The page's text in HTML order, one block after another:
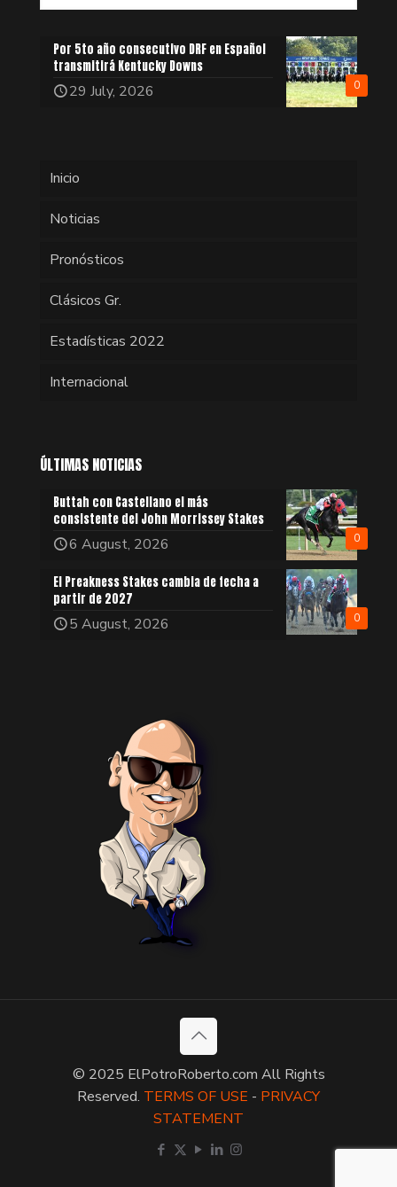
0
Por 5to año consecutivo DRF en Español
transmitirá Kentucky Downs
29 July, 2026
Inicio
Noticias
Pronósticos
Clásicos Gr.
Estadísticas 2022
Internacional
ÚLTIMAS NOTICIAS
0
Buttah con Castellano el más
consistente del John Morrissey Stakes
6 August, 2026
0
El Preakness Stakes cambia de fecha a
partir de 2027
5 August, 2026
© 2025 ElPotroRoberto.com All Rights
Reserved. TERMS OF USE - PRIVACY
STATEMENT